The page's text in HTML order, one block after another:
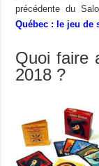
précédente du
Québec : le jeu de
Quoi faire
2018 ?